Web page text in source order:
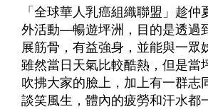
「全球華人乳癌組織聯盟」趁仲
外活動—暢遊坪洲，目的是透過
展筋骨，有益強身，並能與一眾
雖然當日天氣比較酷熱，但是當
吹拂大家的臉上，加上有一群志
談笑風生，體內的疲勞和汗水都